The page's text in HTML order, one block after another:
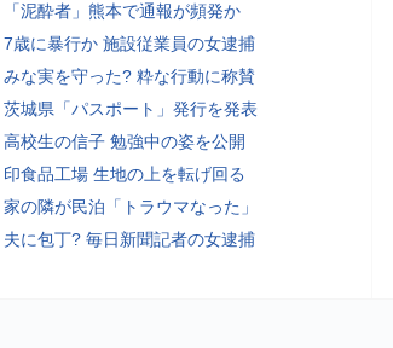
「泥酔者」熊本で通報が頻発か
7歳に暴行か 施設従業員の女逮捕
みな実を守った? 粋な行動に称賛
茨城県「パスポート」発行を発表
高校生の信子 勉強中の姿を公開
印食品工場 生地の上を転げ回る
家の隣が民泊「トラウマなった」
夫に包丁? 毎日新聞記者の女逮捕